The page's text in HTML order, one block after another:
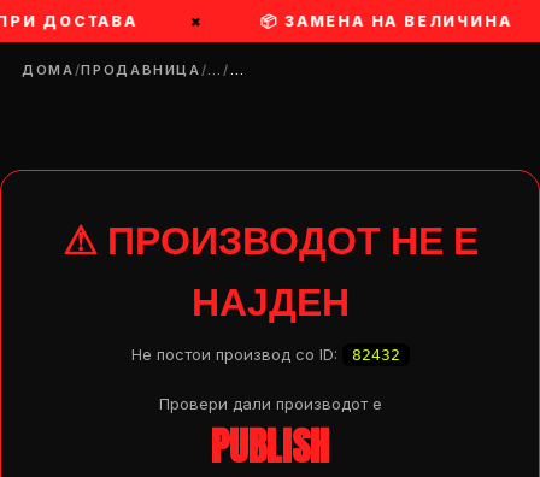
ДОСТАВА × 📦 ЗАМЕНА НА ВЕЛИЧИНА
ДОМА/ПРОДАВНИЦА/…/…
⚠ ПРОИЗВОДОТ НЕ Е
НАЈДЕН
Не постои производ со ID: 82432
Провери дали производот e
PUBLISH